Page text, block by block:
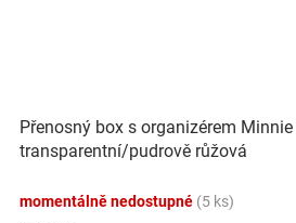
Přenosný box s organizérem
transparentní/pudrově růžová
momentálně nedostupné (5 ks)